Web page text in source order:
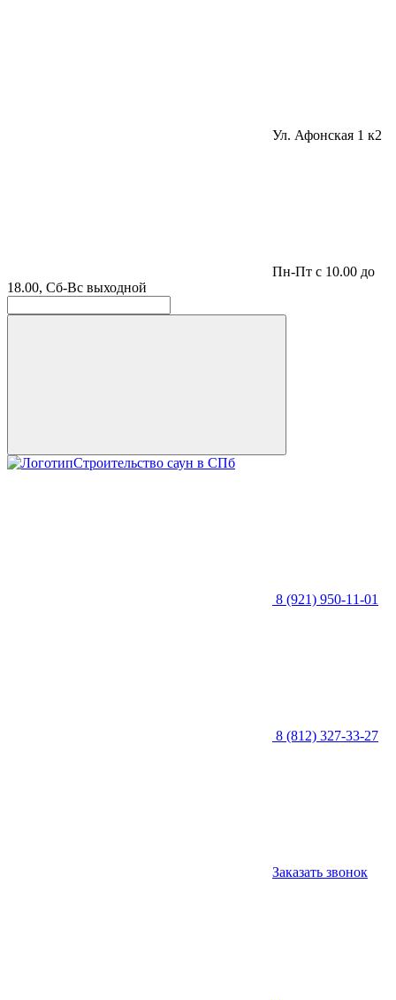
Ул. Афонская 1 к2
Пн-Пт с 10.00 до
18.00, Сб-Вс выходной
Строительство саун в СПб
8 (921) 950-11-01
8 (812) 327-33-27
Заказать звонок